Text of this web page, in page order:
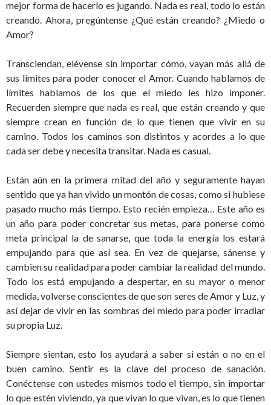
mejor forma de hacerlo es jugando. Nada es real, todo lo están
creando. Ahora, pregúntense ¿Qué están creando? ¿Miedo o
Amor?
Transciendan, elévense sin importar cómo, vayan más allá de
sus límites para poder conocer el Amor. Cuando hablamos de
límites hablamos de los que el miedo les hizo imponer.
Recuerden siempre que nada es real, que están creando y que
siempre crean en función de lo que tienen que vivir en su
camino. Todos los caminos son distintos y acordes a lo que
cada ser debe y necesita transitar. Nada es casual.
Están aún en la primera mitad del año y seguramente hayan
sentido que ya han vivido un montón de cosas, como si hubiese
pasado mucho más tiempo. Esto recién empieza… Este año es
un año para poder concretar sus metas, para ponerse como
meta principal la de sanarse, que toda la energía los estará
empujando para que así sea. En vez de quejarse, sánense y
cambien su realidad para poder cambiar la realidad del mundo.
Todo los está empujando a despertar, en su mayor o menor
medida, volverse conscientes de que son seres de Amor y Luz, y
así dejar de vivir en las sombras del miedo para poder irradiar
su propia Luz.
Siempre sientan, esto los ayudará a saber si están o no en el
buen camino. Sentir es la clave del proceso de sanación.
Conéctense con ustedes mismos todo el tiempo, sin importar
lo que estén viviendo, ya que vivan lo que vivan, es lo que tienen